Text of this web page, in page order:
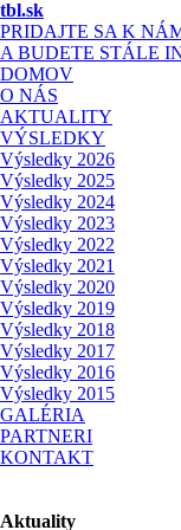
tbl.sk
PRIDAJTE SA K
A BUDETE STÁLE
DOMOV
O NÁS
AKTUALITY
VÝSLEDKY
Výsledky 2026
Výsledky 2025
Výsledky 2024
Výsledky 2023
Výsledky 2022
Výsledky 2021
Výsledky 2020
Výsledky 2019
Výsledky 2018
Výsledky 2017
Výsledky 2016
Výsledky 2015
GALÉRIA
PARTNERI
KONTAKT
Aktuality